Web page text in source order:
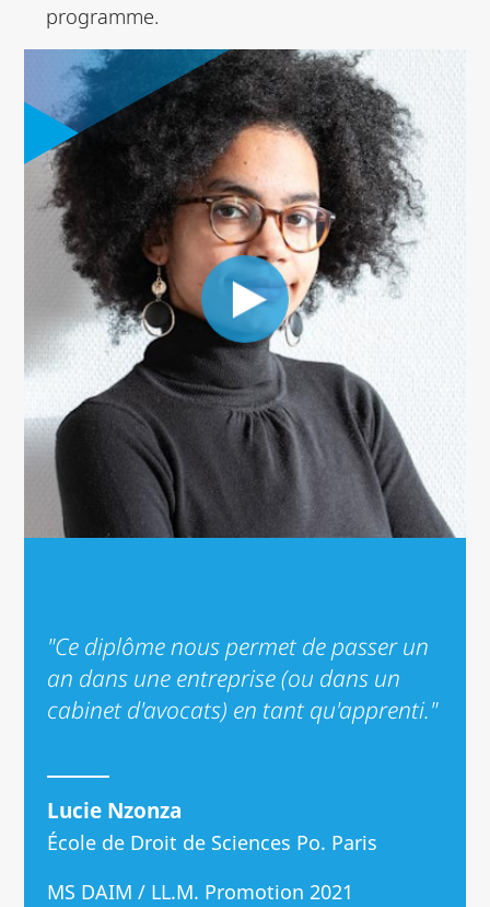
programme.
"Ce diplôme nous permet de passer un
an dans une entreprise (ou dans un
cabinet d'avocats) en tant qu'apprenti."
Lucie Nzonza
École de Droit de Sciences Po. Paris
MS DAIM / LL.M. Promotion 2021